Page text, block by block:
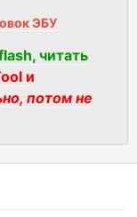
ЭБУ
читать
и
потом не